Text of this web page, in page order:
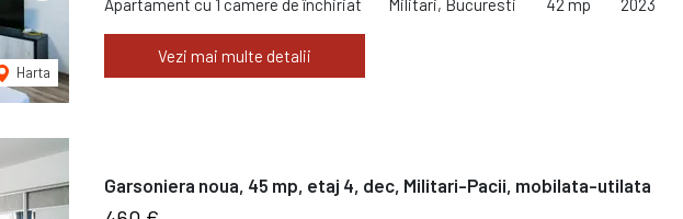
Harta
Vezi mai multe detalii
Garsoniera noua, 45 mp, etaj 4, dec, Militari-Pacii, mobilata-utilata